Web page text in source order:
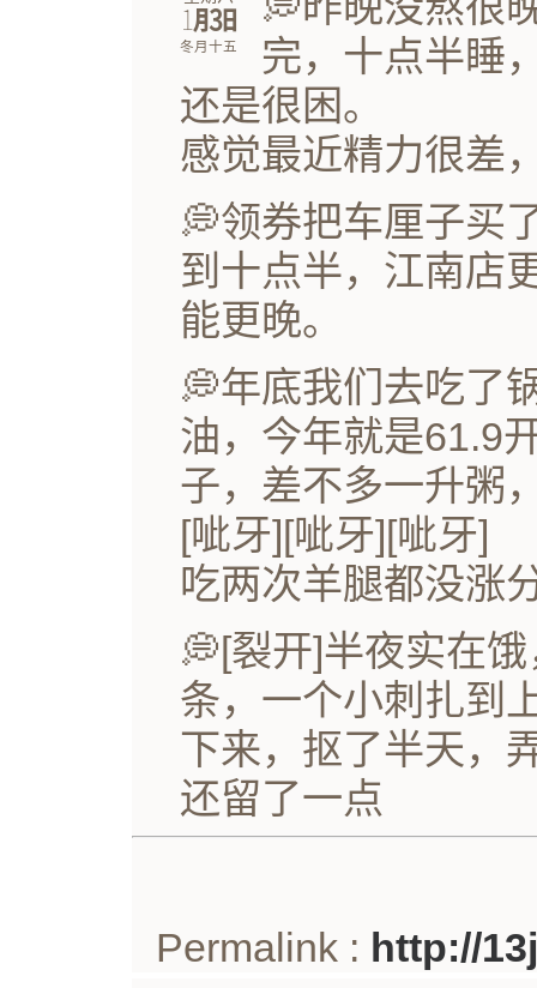
㋀㏢
冬月十五
完，十点半睡
还是很困。
感觉最近精力很差
💭领券把车厘子买
到十点半，江南店
能更晚。
💭年底我们去吃了
油，今年就是61.9
子，差不多一升粥
[呲牙][呲牙][呲牙]
吃两次羊腿都没涨
💭[裂开]半夜实在
条，一个小刺扎到
下来，抠了半天，
还留了一点
Permalink : http://